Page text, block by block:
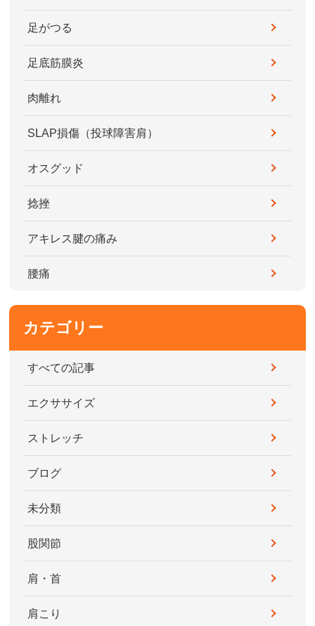
足がつる
足底筋膜炎
肉離れ
SLAP損傷（投球障害肩）
オスグッド
捻挫
アキレス腱の痛み
腰痛
カテゴリー
すべての記事
エクササイズ
ストレッチ
ブログ
未分類
股関節
肩・首
肩こり